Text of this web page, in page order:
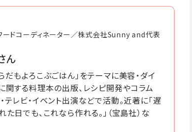
ードコーディネーター／株式会社Sunny and代表
ん
だもよろこぶごはん」をテーマに美容・ダイ
関する料理本の出版、レシピ開発やコラム
テレビ・イベント出演などで活動。近著に「遅
日でも、これなら作れる。」（宝島社）な